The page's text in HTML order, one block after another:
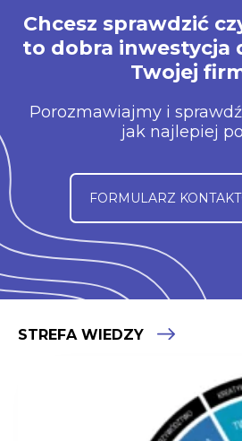
Chcesz sprawdzić
to dobra inwestycja
Twojej
Porozmawiajmy i
jak najlepiej
FORMULARZ
STREFA WIEDZY